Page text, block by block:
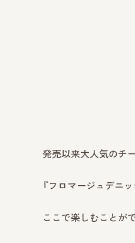
発売以来大人気のチー
『フロマージュデニ
ここで楽しむことが